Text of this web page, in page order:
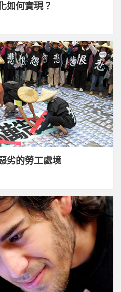
如何實現？
劣的勞工處境